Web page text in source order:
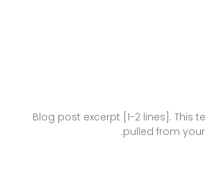
Blog post excerpt [1-2 lines]. This
pulled from